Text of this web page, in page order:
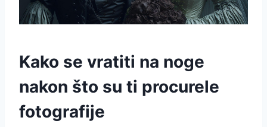
Kako se vratiti na noge
nakon što su ti procurele
fotografije